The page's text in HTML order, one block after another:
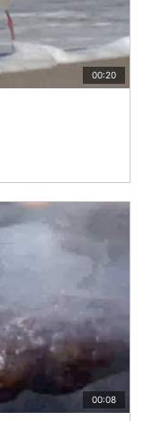
00:20
00:08